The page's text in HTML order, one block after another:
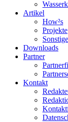
Artikel
How²s
Projekte
Downloads
Partner
Kontakt